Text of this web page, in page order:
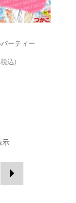
ーティー
込)
示